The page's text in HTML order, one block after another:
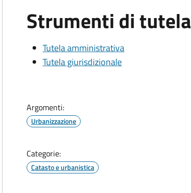
Strumenti di tutela
Tutela amministrativa
Tutela giurisdizionale
Argomenti:
Urbanizzazione
Categorie:
Catasto e urbanistica